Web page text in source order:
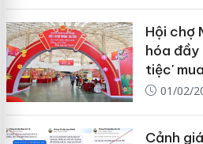
Hội chợ
hóa đầy
tiệc'
01/02/
Cảnh